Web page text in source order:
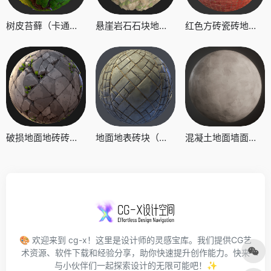
树皮苔藓（卡通风格化）.sbs 悬崖岩石石块地表（卡通风格化）.sbs 红色方砖瓷砖地面石砖路面（卡通风格化）.sbs
破损地面地砖砖（卡通风格化）.sbs 地面地表砖块（卡通风格化）.sbs 混凝土地面墙面（卡通风格化）.sbs
🎨 欢迎来到 cg-x！这里是设计师的灵感宝库。我们提供CG艺
术资源、软件下载和经验分享，助你快速提升创作能力。快来
与小伙伴们一起探索设计的无限可能吧！✨